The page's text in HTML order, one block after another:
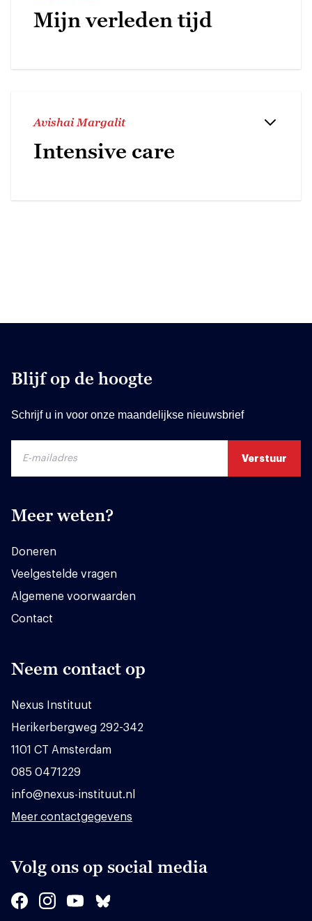
Mijn verleden tijd
Avishai Margalit
Intensive care
Blijf op de hoogte
Schrijf u in voor onze maandelijkse nieuwsbrief
Meer weten?
Doneren
Veelgestelde vragen
Algemene voorwaarden
Contact
Neem contact op
Nexus Instituut
Herikerbergweg 292-342
1101 CT Amsterdam
085 0471229
info@nexus-instituut.nl
Meer contactgegevens
Volg ons op social media